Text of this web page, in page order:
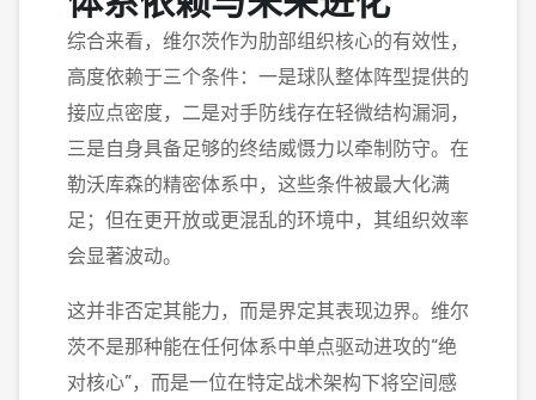
综合来看，维尔茨作为肋部组织核心的有效性，
高度依赖于三个条件：一是球队整体阵型提供的
接应点密度，二是对手防线存在轻微结构漏洞，
三是自身具备足够的终结威慑力以牵制防守。在
勒沃库森的精密体系中，这些条件被最大化满
足；但在更开放或更混乱的环境中，其组织效率
会显著波动。
这并非否定其能力，而是界定其表现边界。维尔
茨不是那种能在任何体系中单点驱动进攻的“绝
对核心”，而是一位在特定战术架构下将空间感